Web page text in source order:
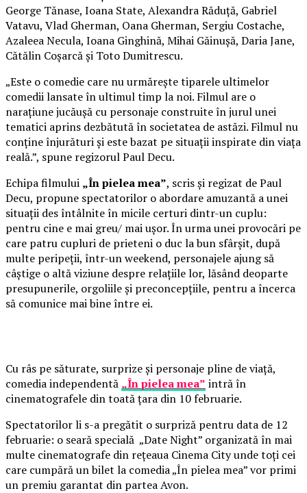
George Tănase, Ioana State, Alexandra Răduță, Gabriel
Vatavu, Vlad Gherman, Oana Gherman, Sergiu Costache,
Azaleea Necula, Ioana Ginghină, Mihai Găinușă, Daria Jane,
Cătălin Coșarcă și Toto Dumitrescu.
„Este o comedie care nu urmărește tiparele ultimelor
comedii lansate în ultimul timp la noi. Filmul are o
narațiune jucăușă cu personaje construite în jurul unei
tematici aprins dezbătută în societatea de astăzi. Filmul nu
conține înjurături și este bazat pe situații inspirate din viața
reală.”, spune regizorul Paul Decu.
Echipa filmului „În pielea mea”, scris și regizat de Paul
Decu, propune spectatorilor o abordare amuzantă a unei
situații des întâlnite în micile certuri dintr-un cuplu:
pentru cine e mai greu/ mai ușor. În urma unei provocări pe
care patru cupluri de prieteni o duc la bun sfârșit, după
multe peripeții, într-un weekend, personajele ajung să
câștige o altă viziune despre relațiile lor, lăsând deoparte
presupunerile, orgoliile și preconcepțiile, pentru a încerca
să comunice mai bine între ei.
Cu râs pe săturate, surprize și personaje pline de viață,
comedia independentă „În pielea mea” intră în
cinematografele din toată țara din 10 februarie.
Spectatorilor li s-a pregătit o surpriză pentru data de 12
februarie: o seară specială „Date Night” organizată în mai
multe cinematografe din rețeaua Cinema City unde toți cei
care cumpără un bilet la comedia „În pielea mea” vor primi
un premiu garantat din partea Avon.